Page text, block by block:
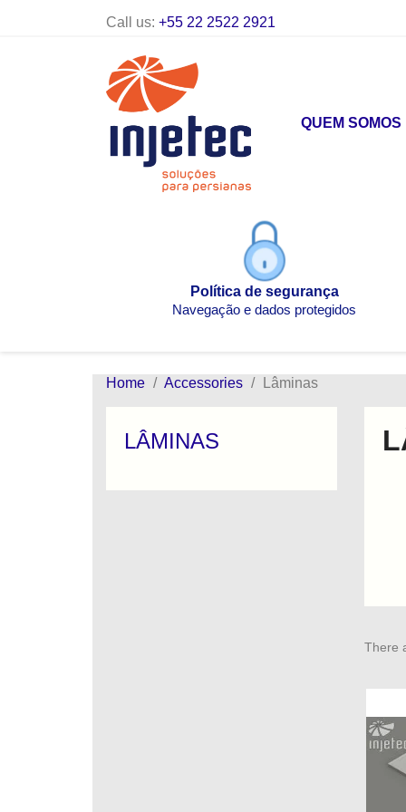
Call us: +55 22 2522 2921
QUEM SOMOS
Política de segurança
Navegação e dados protegidos
Home Accessories Lâminas
LÂMINAS
There